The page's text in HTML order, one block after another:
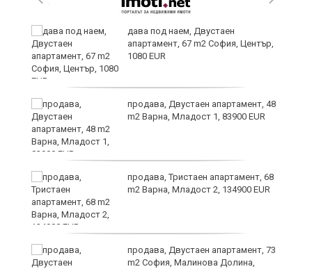
дава под наем, Двустаен
апартамент, 67 m2 София, Център,
1080 EUR
продава, Двустаен апартамент, 48
m2 Варна, Младост 1, 83900 EUR
продава, Тристаен апартамент, 68
m2 Варна, Младост 2, 134900 EUR
продава, Двустаен апартамент, 73
m2 София, Малинова Долина,